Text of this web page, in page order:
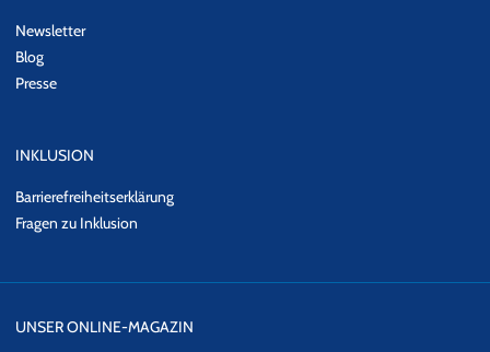
Newsletter
Blog
Presse
INKLUSION
Barrierefreiheitserklärung
Fragen zu Inklusion
UNSER ONLINE-MAGAZIN